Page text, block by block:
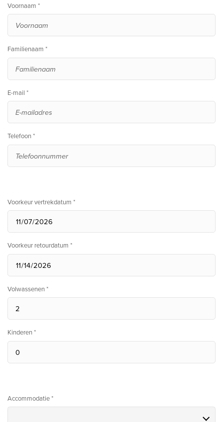
Voornaam *
Familienaam *
E-mail *
Telefoon *
Voorkeur vertrekdatum *
Voorkeur retourdatum *
Volwassenen *
Kinderen *
Accommodatie *